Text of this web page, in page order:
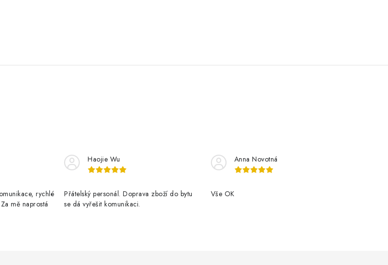
rychlé
mě naprostá
Haojie Wu
Přátelský personál. Doprava zboží do bytu
se dá vyřešit komunikaci.
Anna Novotná
Vše OK